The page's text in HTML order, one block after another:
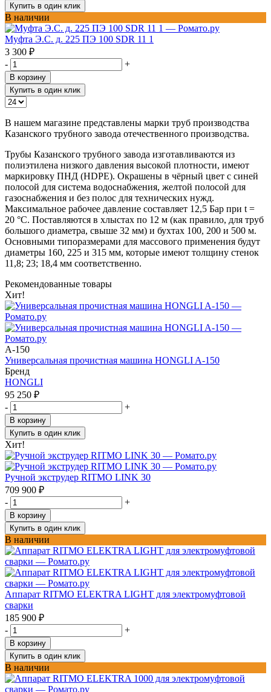
Купить в один клик
В наличии
Муфта Э.С. д. 225 ПЭ 100 SDR 11 1
3 300 ₽
-
+
В корзину
Купить в один клик
В нашем магазине представлены марки труб производства
Казанского трубного завода отечественного производства.
Трубы Казанского трубного завода изготавливаются из
полиэтилена низкого давления высокой плотности, имеют
маркировку ПНД (HDPE). Окрашены в чёрный цвет с синей
полосой для система водоснабжения, желтой полосой для
газоснабжения и без полос для технических нужд.
Максимальное рабочее давление составляет 12,5 Бар при t =
20 °C. Поставляются в хлыстах по 12 м (как правило, для труб
большого диаметра, свыше 32 мм) и бухтах 100, 200 и 500 м.
Основными типоразмерами для массового применения будут
диаметры 160, 225 и 315 мм, которые имеют толщину стенок
11,8; 23; 18,4 мм соответственно.
Рекомендованные товары
Хит!
A-150
Универсальная прочистная машина HONGLI A-150
Бренд
HONGLI
95 250 ₽
-
+
В корзину
Купить в один клик
Хит!
Ручной экструдер RITMO LINK 30
709 900 ₽
-
+
В корзину
Купить в один клик
В наличии
Аппарат RITMO ELEKTRA LIGHT для электромуфтовой
сварки
185 900 ₽
-
+
В корзину
Купить в один клик
В наличии